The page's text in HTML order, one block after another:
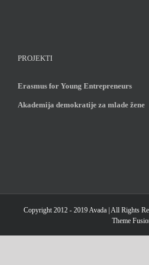
PROJEKTI
Erasmus for Young Entrepreneurs
Akademija demokratije za mlade žene
Copyright 2012 - 2019 Avada | All Rights
Theme